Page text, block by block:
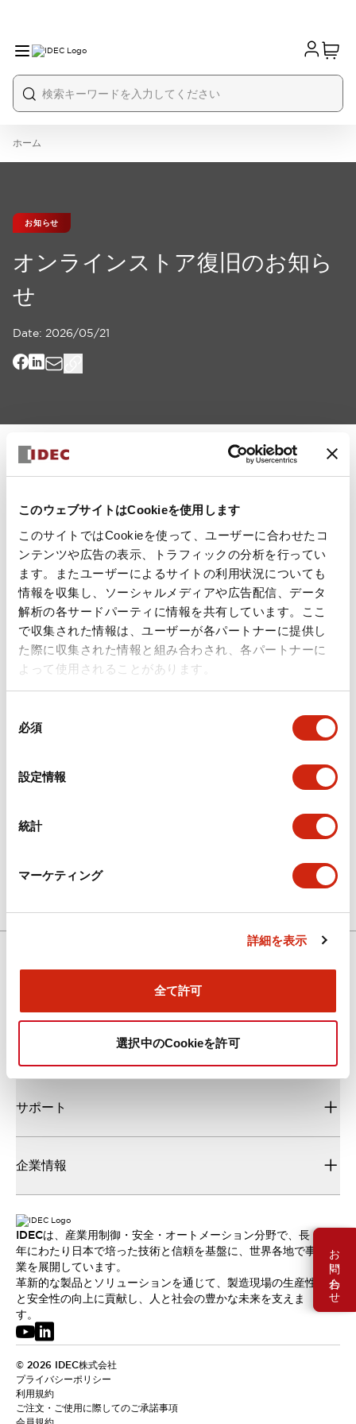
このウェブサイトはCookieを使用します
このサイトではCookieを使って、ユーザーに合わせたコ
ンテンツや広告の表示、トラフィックの分析を行ってい
ます。またユーザーによるサイトの利用状況についても
情報を収集し、ソーシャルメディアや広告配信、データ
解析の各サードパーティに情報を共有しています。ここ
で収集された情報は、ユーザーが各パートナーに提供し
た際に収集された情報と組み合わされ、各パートナーに
よって使用されることがあります。
必須
設定情報
統計
マーケティング
詳細を表示
全て許可
選択中のCookieを許可
お問い合わせ
ホーム
お知らせ
オンラインストア復旧のお知ら
せ
Date: 2026/05/21
平素は弊社オンラインストアをご利用いただき、誠にありがとう
ございます。
おりましたが、 現在は復旧し、通常通りご利用いただける状態と
なっております。
ご利用のお客様には多大なるご不便・ご迷惑をおかけしましたこ
と、 深くお詫び申し上げます。
今後は再発防止に努めてまいりますので、 引き続き弊社オンライ
ンストアをご愛顧賜りますようお願い申し上げます。
ださい。
サポート
よくある質問や国内外の販売拠点、販売中止品・推奨
サポート
企業情報
IDECは、産業用制御・安全・オートメーション分野で、長
年にわたり日本で培った技術と信頼を基盤に、世界各地で事
業を展開しています。
革新的な製品とソリューションを通じて、製造現場の生産性
と安全性の向上に貢献し、人と社会の豊かな未来を支えま
す。
© 2026 IDEC株式会社
プライバシーポリシー
利用規約
ご注文・ご使用に際してのご承諾事項